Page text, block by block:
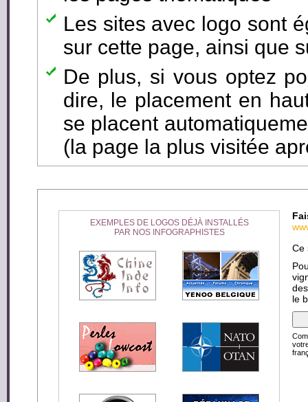
Les sites avec logo sont
sur cette page, ainsi que
De plus, si vous optez
dire, le placement en
se placent
(la page la plus visitée
EXEMPLES DE LOGOS DÉJÀ INSTALLÉS
PAR NOS INFOGRAPHISTES
Ce
le